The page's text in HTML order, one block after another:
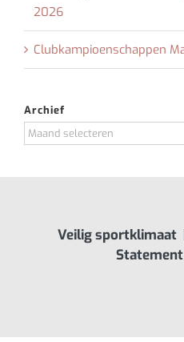
2026
Clubkampioenschappen
Archief
Archief
Veilig sportklimaat
Statement